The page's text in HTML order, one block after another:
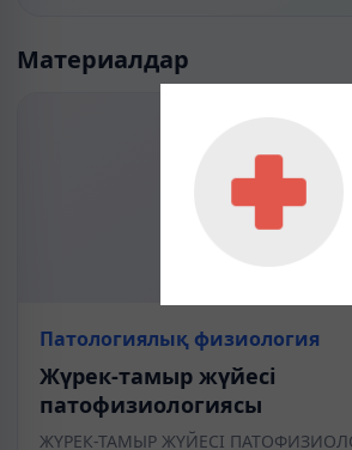
Материалдар
Патологиялық физиология
Жүрек-тамыр жүйесі
патофизиологиясы
ЖҮРЕК-ТАМЫР ЖҮЙЕСІ